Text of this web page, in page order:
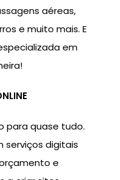
aéreas,
e muito mais. E
em
para quase tudo.
serviços digitais
e